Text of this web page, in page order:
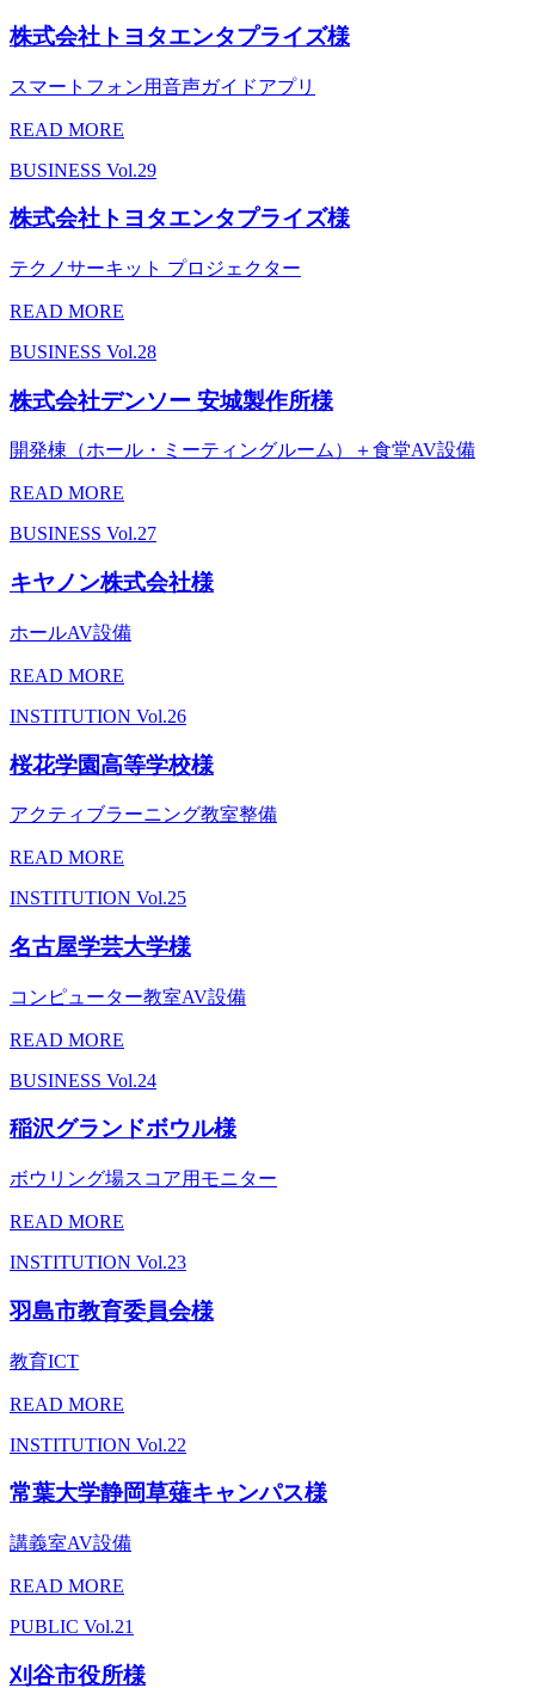
株式会社トヨタエンタプライズ様
スマートフォン用音声ガイドアプリ
READ MORE
BUSINESS Vol.29
株式会社トヨタエンタプライズ様
テクノサーキット プロジェクター
READ MORE
BUSINESS Vol.28
株式会社デンソー 安城製作所様
開発棟（ホール・ミーティングルーム）＋食堂AV設備
READ MORE
BUSINESS Vol.27
キヤノン株式会社様
ホールAV設備
READ MORE
INSTITUTION Vol.26
桜花学園高等学校様
アクティブラーニング教室整備
READ MORE
INSTITUTION Vol.25
名古屋学芸大学様
コンピューター教室AV設備
READ MORE
BUSINESS Vol.24
稲沢グランドボウル様
ボウリング場スコア用モニター
READ MORE
INSTITUTION Vol.23
羽島市教育委員会様
教育ICT
READ MORE
INSTITUTION Vol.22
常葉大学静岡草薙キャンパス様
講義室AV設備
READ MORE
PUBLIC Vol.21
刈谷市役所様